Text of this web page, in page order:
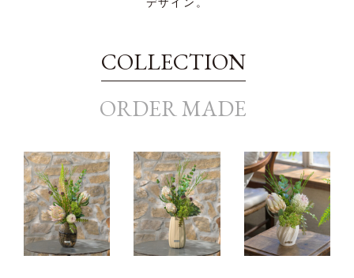
PRIVACY
デザイン。
COLLECTION
ORDER MADE